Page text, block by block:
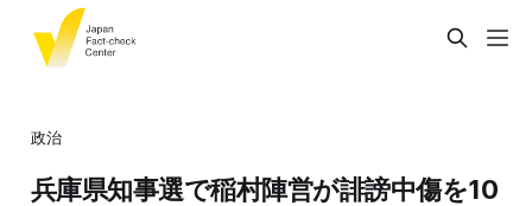
政治
兵庫県知事選で稲村陣営が誹謗中傷を10